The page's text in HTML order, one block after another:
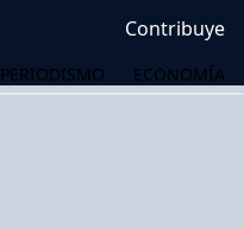
Contribuye
PERIODISMO ECONOMÍA